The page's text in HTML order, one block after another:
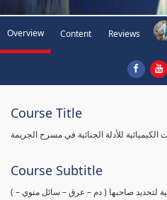
Overview Content Reviews
Course Title
الكيميائية للأدلة الجنائية في مسرح الجريمة
Course Subtitle
( إجراء الإختبارات علي العينة البيولوجية لتحديد صاحبها ( دم – عرق – سائل منوي –